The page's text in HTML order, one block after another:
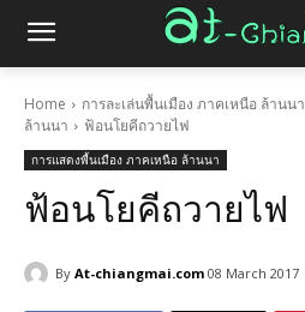
Home การละเล่นพื้นเมือง ภาคเหนือ ล้านนา
ล้านนา
ฟ้อนโยคีถวายไฟ
การแสดงพื้นเมือง ภาคเหนือ ล้านนา
ฟ้อนโยคีถวายไฟ
By At-chiangmai.com 08 March 2017